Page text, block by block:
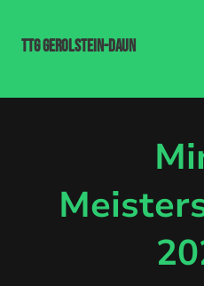
TTG Gerolstein-Daun